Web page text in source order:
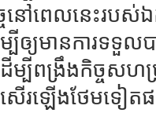
ចនៅពេលនេះរប
បីឲ្យមានការទទួល
ម្បីពង្រឹងកិច្ចសហ
ើរឡើងថែមទៀតផ